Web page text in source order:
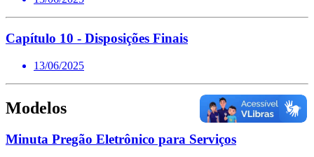
Capítulo 10 - Disposições Finais
13/06/2025
Modelos
Minuta Pregão Eletrônico para Serviços